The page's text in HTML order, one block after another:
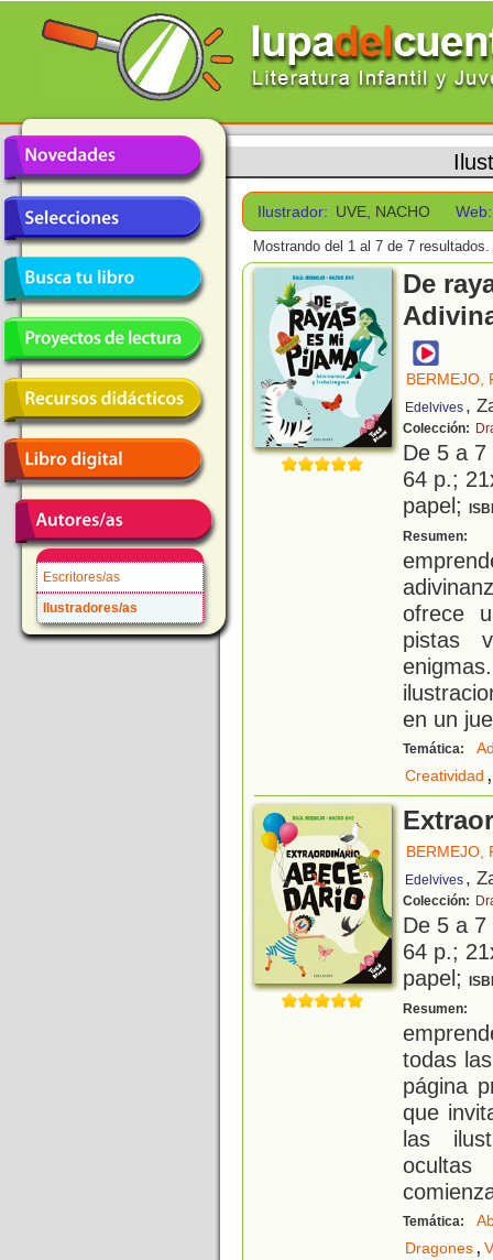
Escritores/as
Ilustradores/as
Ilustrador: UVE, NACHO Web:
Mostrando del 1 al 7 de 7 resultados.
De
BERMEJO,
Edelvives ,
Colección:
De 5 a
64 p.;
papel;
Resumen:
ofrece
pistas
en un
Temática:
Creatividad ,
BERMEJO,
Edelvives ,
Colección:
De 5 a
64 p.;
papel;
Resumen:
todas
página
que
las
ocultas
Temática:
Dragones,